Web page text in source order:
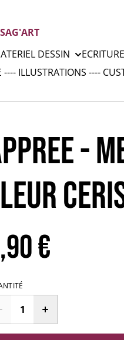
DESSIN ECRITURE
---- ILLUSTRATIONS ----
-
€